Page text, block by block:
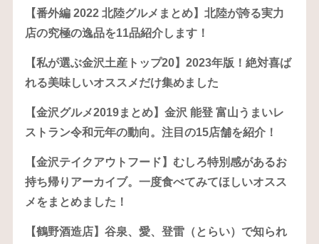
【番外編 2022 北陸グルメまとめ】北陸が誇る実力
店の究極の逸品を11品紹介します！
【私が選ぶ金沢土産トップ20】2023年版！絶対喜ば
れる美味しいオススメだけ集めました
【金沢グルメ2019まとめ】金沢 能登 富山うまいレ
ストラン令和元年の動向。注目の15店舗を紹介！
【金沢テイクアウトフード】むしろ特別感があるお
持ち帰りアーカイブ。一度食べてみてほしいオスス
メをまとめました！
【鶴野酒造店】谷泉、愛、登雷（とらい）で知られ